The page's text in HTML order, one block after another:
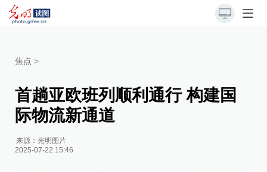
焦点 >
首趟亚欧班列顺利通行 构建国
际物流新通道
来源：光明图片
2025-07-22 15:46